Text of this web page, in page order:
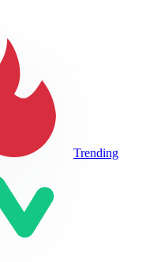
Trending